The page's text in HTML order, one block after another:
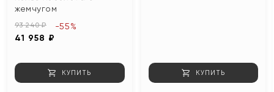
жемчугом
93 240 ₽
41 958 ₽
-55%
КУПИТЬ КУПИТЬ